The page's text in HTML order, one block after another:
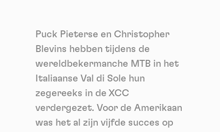
Puck Pieterse en Christopher
Blevins hebben tijdens de
wereldbekermanche MTB in het
Italiaanse Val di Sole hun
zegereeks in de XCC
verdergezet. Voor de Amerikaan
was het al zijn vijfde succes op